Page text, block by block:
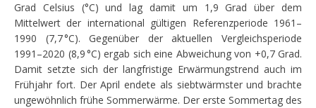
Grad Celsius (°C) und lag damit um 1,9 Grad über dem
Mittelwert der international gültigen Referenzperiode 1961–
1990 (7,7 °C). Gegenüber der aktuellen Vergleichsperiode
1991–2020 (8,9 °C) ergab sich eine Abweichung von +0,7 Grad.
Damit setzte sich der langfristige Erwärmungstrend auch im
Frühjahr fort. Der April endete als siebtwärmster und brachte
ungewöhnlich frühe Sommerwärme. Der erste Sommertag des